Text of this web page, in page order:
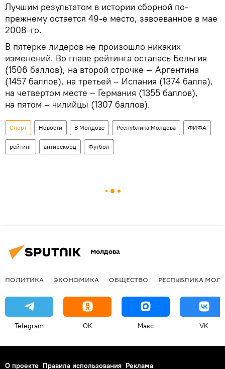
Лучшим результатом в истории сборной по-
прежнему остается 49-е место, завоеванное в мае
2008-го.
В пятерке лидеров не произошло никаких
изменений. Во главе рейтинга осталась Бельгия
(1506 баллов), на второй строчке — Аргентина
(1457 баллов), на третьей – Испания (1374 балла),
на четвертом месте – Германия (1355 баллов),
на пятом – чилийцы (1307 баллов).
Спорт Новости В Молдове Республика Молдова ФИФА
рейтинг антирекорд Футбол
Молдова
ПОЛИТИКА ЭКОНОМИКА ОБЩЕСТВО РЕСПУБЛИКА
Telegram OK Макс VK
О проекте Правила использования Реклама